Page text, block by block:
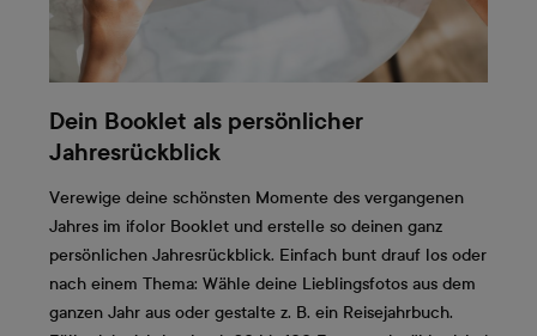
Dein Booklet als persönlicher
Jahresrückblick
Verewige deine schönsten Momente des vergangenen
Jahres im ifolor Booklet und erstelle so deinen ganz
persönlichen Jahresrückblick. Einfach bunt drauf los oder
nach einem Thema: Wähle deine Lieblingsfotos aus dem
ganzen Jahr aus oder gestalte z. B. ein Reisejahrbuch.